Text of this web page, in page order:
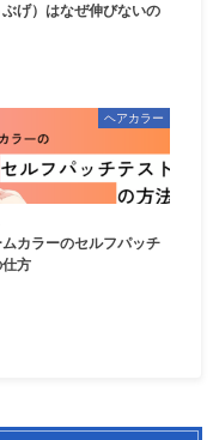
げ）はなぜ伸びないの
ヘアカラー
カラーのセルフパッチ
方